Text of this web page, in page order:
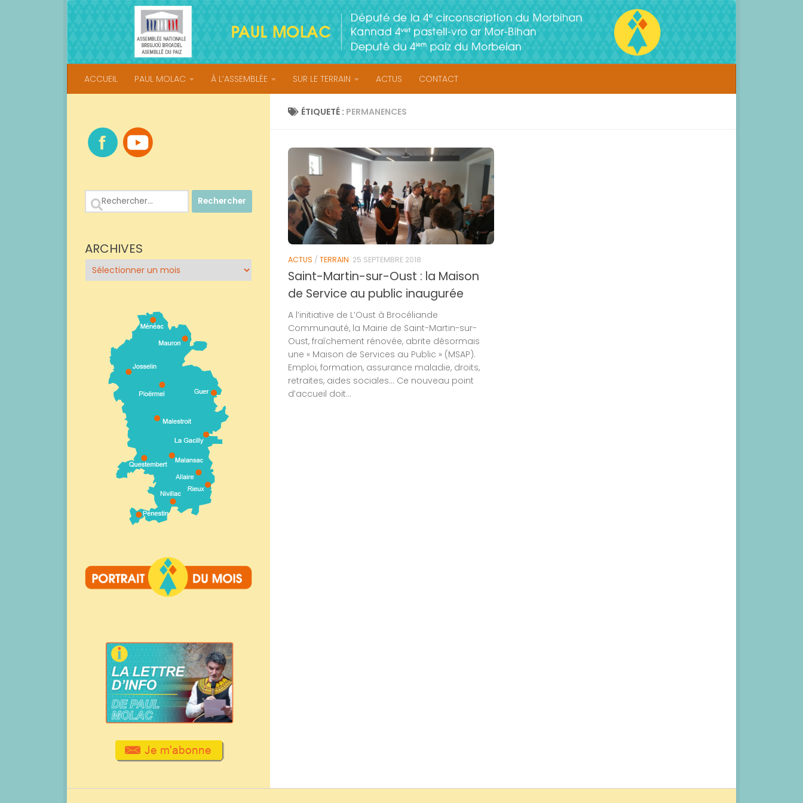
Skip to content
ACCUEIL PAUL MOLAC À L’ASSEMBLÉE SUR LE TERRAIN ACTUS CONTACT
ÉTIQUETÉ : PERMANENCES
ACTUS / TERRAIN 25 SEPTEMBRE 2018
Saint-Martin-sur-Oust : la Maison
de Service au public inaugurée
A l’initiative de L’Oust à Brocéliande
Communauté, la Mairie de Saint-Martin-sur-
Oust, fraîchement rénovée, abrite désormais
une « Maison de Services au Public » (MSAP).
Emploi, formation, assurance maladie, droits,
retraites, aides sociales… Ce nouveau point
d’accueil doit...
Rechercher :
ARCHIVES
Archives